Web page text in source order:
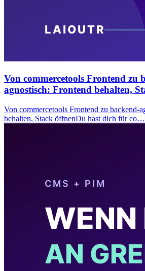
Von commercetools Frontend zu
agnostisch: Frontend behalten,
Von commercetools Frontend zu backend-
behalten, Stack öffnenDu hast dich für co…